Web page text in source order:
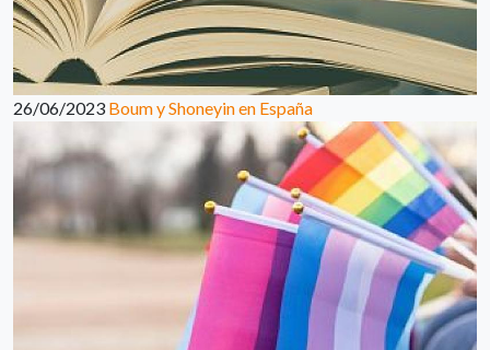
26/06/2023 Boum y Shoneyin en España